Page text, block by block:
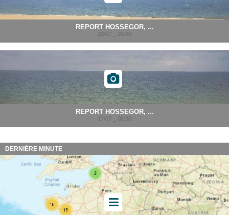
REPORT HOSSEGOR, ...
20/07 _ 09:00
REPORT HOSSEGOR, ...
17/07 _ 08:30
DERNIÈRE MINUTE